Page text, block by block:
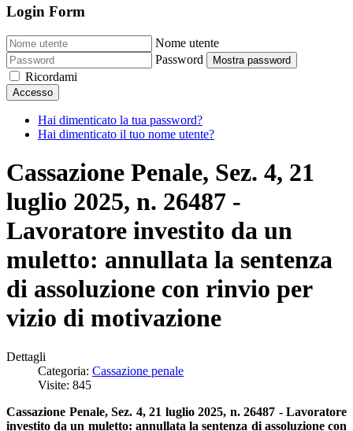
Login Form
Nome utente
Password
Mostra password
Ricordami
Accesso
Hai dimenticato la tua password?
Hai dimenticato il tuo nome utente?
Cassazione Penale, Sez. 4, 21
luglio 2025, n. 26487 -
Lavoratore investito da un
muletto: annullata la sentenza
di assoluzione con rinvio per
vizio di motivazione
Dettagli
Categoria: Cassazione penale
Visite: 845
Cassazione Penale, Sez. 4, 21 luglio 2025, n. 26487 - Lavoratore
investito da un muletto: annullata la sentenza di assoluzione con